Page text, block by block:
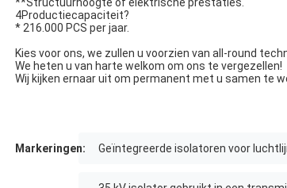
4Productiecapaciteit?
* 216.000 PCS per jaar.
Kies voor ons, we zullen u voorzien van all-round
We heten u van harte welkom om ons te vergezellen!
Wij kijken ernaar uit om permanent met u samen te
Markeringen: Geïntegreerde isolatoren voor